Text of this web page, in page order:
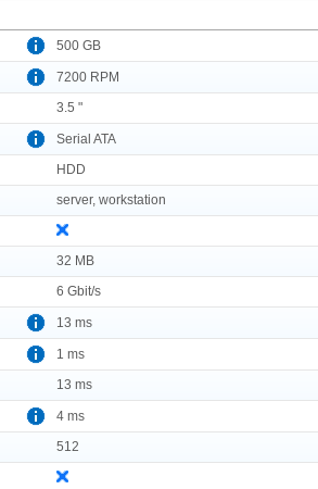
500 GB
7200 RPM
3.5 "
Serial ATA
HDD
server, workstation
32 MB
6 Gbit/s
13 ms
1 ms
13 ms
4 ms
512